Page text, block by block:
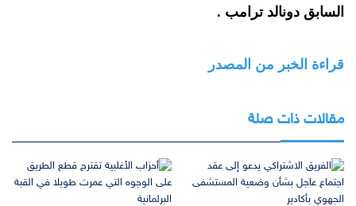
السابق دونالد ترامب .
قراءة الخبر من المصدر
مقالات ذات صلة